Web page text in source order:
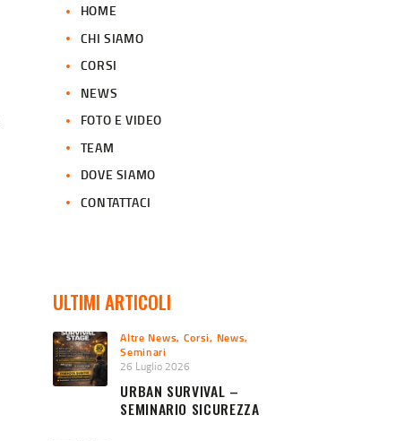
HOME
CHI SIAMO
CORSI
NEWS
FOTO E VIDEO
TEAM
DOVE SIAMO
CONTATTACI
ULTIMI ARTICOLI
Altre News, Corsi, News,
Seminari
26 Luglio 2026
URBAN SURVIVAL –
SEMINARIO SICUREZZA